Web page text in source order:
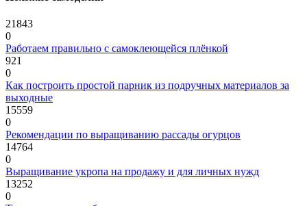
21843
0
Работаем правильно с самоклеющейся плёнкой
921
0
Как построить простой парник из подручных материалов за
выходные
15559
0
Рекомендации по выращиванию рассады огурцов
14764
0
Выращивание укропа на продажу и для личных нужд
13252
0